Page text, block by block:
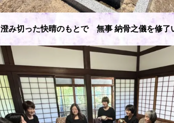
澄み切った快晴のもとで 無事 納骨之儀を修了